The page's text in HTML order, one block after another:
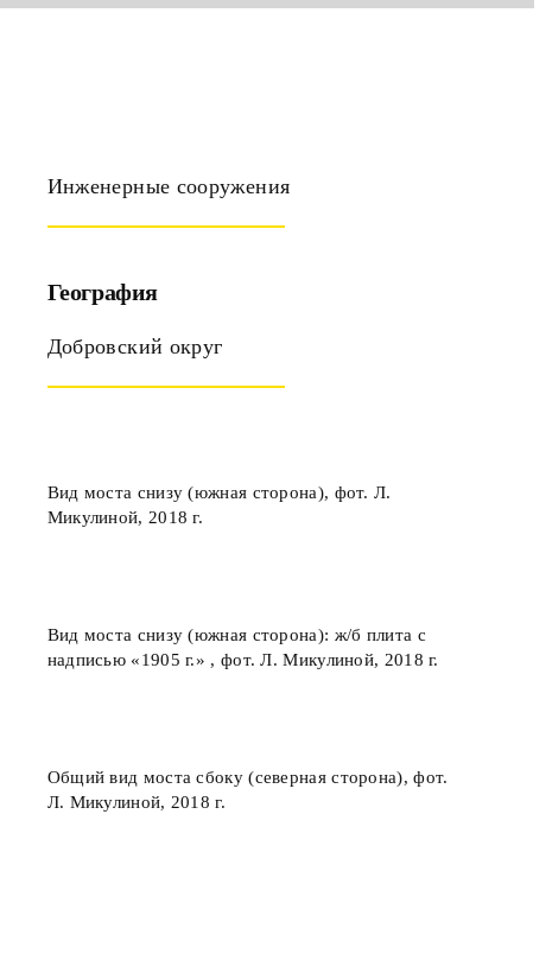
Инженерные сооружения
География
Добровский округ
Вид моста снизу (южная сторона), фот. Л.
Микулиной, 2018 г.
Вид моста снизу (южная сторона): ж/б плита с
надписью «1905 г.» , фот. Л. Микулиной, 2018 г.
Общий вид моста сбоку (северная сторона), фот.
Л. Микулиной, 2018 г.